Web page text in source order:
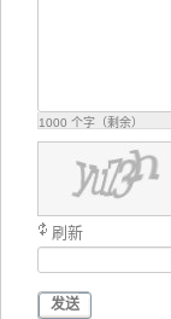
1000 个字（剩余）
刷新
发送